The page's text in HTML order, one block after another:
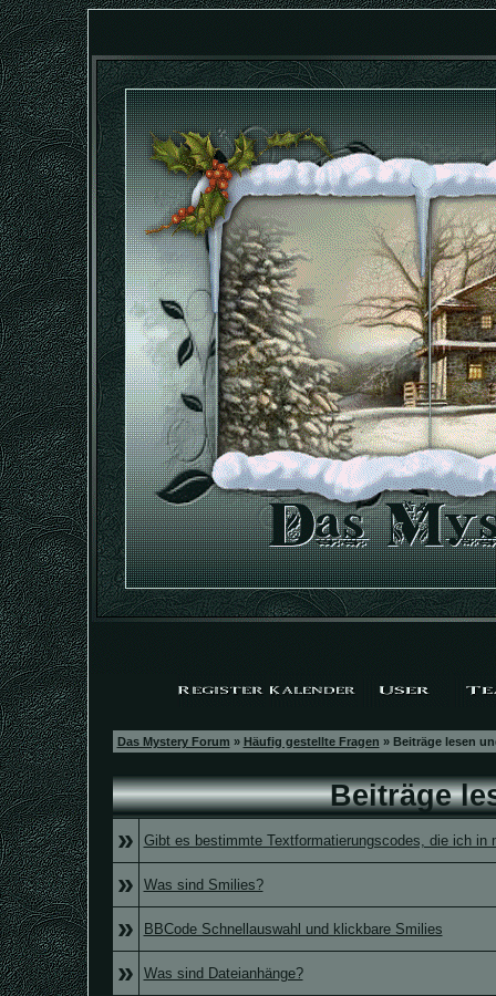
Das Mystery Forum » Häufig gestellte Fragen » Beiträge lesen
Beiträge
»
Gibt es bestimmte Textformatierungscodes, die ich in
» Was sind Smilies?
» BBCode Schnellauswahl und klickbare Smilies
» Was sind Dateianhänge?